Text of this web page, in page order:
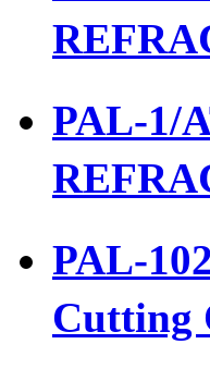
PAL-1/
PAL-
Cutting